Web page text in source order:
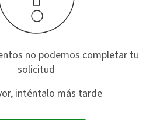
no podemos completar tu
solicitud
inténtalo más tarde